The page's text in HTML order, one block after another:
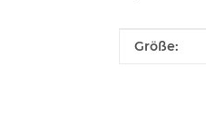
Wert
Größe: